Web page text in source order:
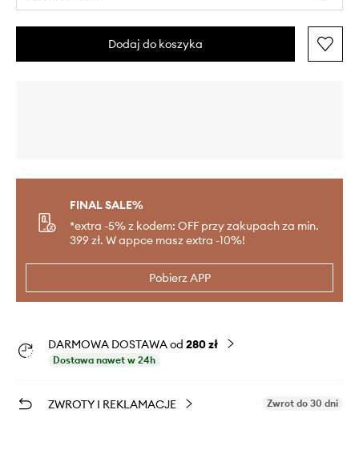
Dodaj do koszyka
FINAL SALE%
*extra -5% z kodem: OFF przy zakupach za min.
399 zł. W appce masz extra -10%!
Pobierz APP
DARMOWA DOSTAWA od 280 zł
Dostawa nawet w 24h
ZWROTY I REKLAMACJE Zwrot do 30 dni